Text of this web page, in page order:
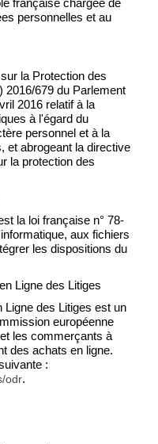
française chargée de
personnelles et au
la Protection des
2016/679 du Parlement
2016 relatif à la
à l'égard du
personnel et à la
et abrogeant la directive
la protection des
la loi française n° 78-
aux fichiers
les dispositions du
Ligne des Litiges
Ligne des Litiges est un
européenne
les commerçants à
des achats en ligne.
:
odr.